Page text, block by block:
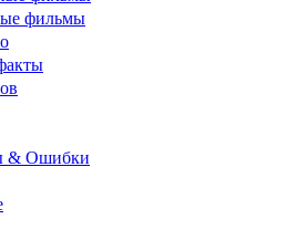
фильмы
& Ошибки